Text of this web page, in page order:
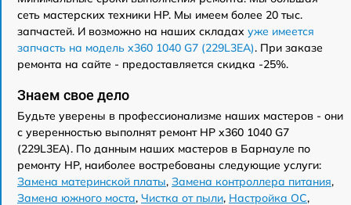
сеть мастерских техники HP. Мы имеем более 20 тыс.
запчастей. И возможно на наших складах уже имеется
запчасть на модель x360 1040 G7 (229L3EA). При заказе
ремонта на сайте - предоставляется скидка -25%.
Знаем свое дело
Будьте уверены в профессионализме наших мастеров - они
с уверенностью выполнят ремонт HP x360 1040 G7
(229L3EA). По данным наших мастеров в Барнауле по
ремонту HP, наиболее востребованы следующие услуги:
Замена материнской платы, Замена контроллера питания,
Замена южного моста, Чистка от пыли, Настройка ОС,